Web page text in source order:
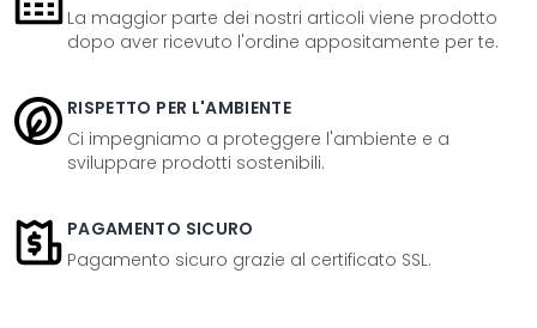
La maggior parte dei nostri articoli viene prodotto
dopo aver ricevuto l'ordine appositamente per te.
RISPETTO PER L'AMBIENTE
Ci impegniamo a proteggere l'ambiente e a
sviluppare prodotti sostenibili.
PAGAMENTO SICURO
Pagamento sicuro grazie al certificato SSL.